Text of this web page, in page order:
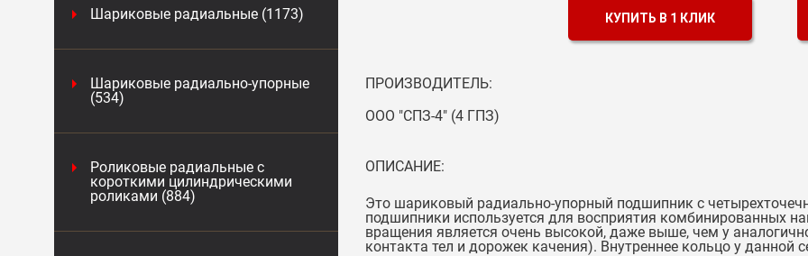
Шариковые радиальные (1173)
Шариковые радиально-упорные
(534)
Роликовые радиальные с
короткими цилиндрическими
роликами (884)
КУПИТЬ В 1 КЛИК
ПРОИЗВОДИТЕЛЬ:
ООО "СПЗ-4" (4 ГПЗ)
ОПИСАНИЕ:
Это шариковый радиально-упорный подшипник с
подшипники используется для восприятия комбинированных
вращения является очень высокой, даже выше, чем у
контакта тел и дорожек качения). Внутреннее кольцо у данной